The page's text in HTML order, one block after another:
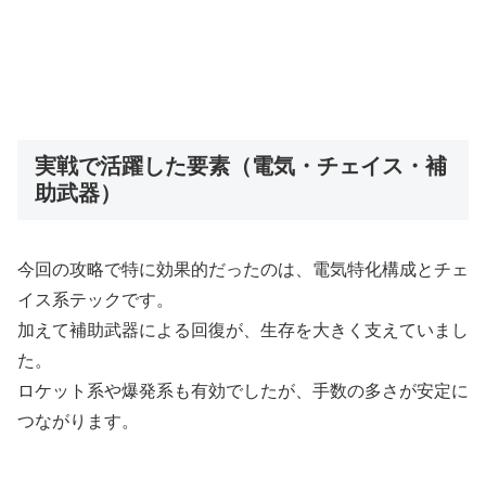
実戦で活躍した要素（電気・チェイス・補
助武器）
今回の攻略で特に効果的だったのは、電気特化構成とチェ
イス系テックです。
加えて補助武器による回復が、生存を大きく支えていまし
た。
ロケット系や爆発系も有効でしたが、手数の多さが安定に
つながります。